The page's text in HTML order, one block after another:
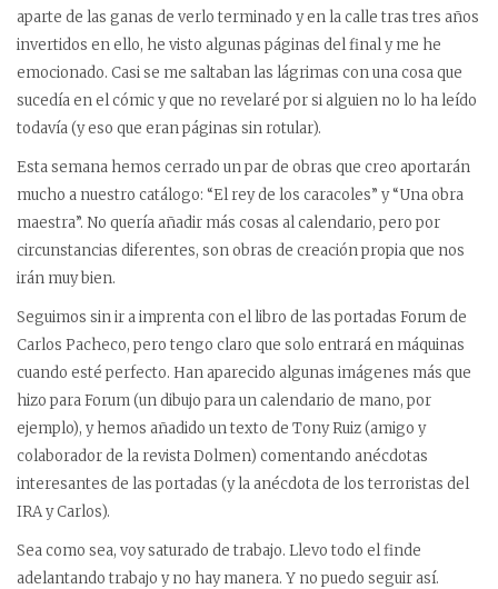
aparte de las ganas de verlo terminado y en la calle tras tres años
invertidos en ello, he visto algunas páginas del final y me he
emocionado. Casi se me saltaban las lágrimas con una cosa que
sucedía en el cómic y que no revelaré por si alguien no lo ha leído
todavía (y eso que eran páginas sin rotular).
Esta semana hemos cerrado un par de obras que creo aportarán
mucho a nuestro catálogo: “El rey de los caracoles” y “Una obra
maestra”. No quería añadir más cosas al calendario, pero por
circunstancias diferentes, son obras de creación propia que nos
irán muy bien.
Seguimos sin ir a imprenta con el libro de las portadas Forum de
Carlos Pacheco, pero tengo claro que solo entrará en máquinas
cuando esté perfecto. Han aparecido algunas imágenes más que
hizo para Forum (un dibujo para un calendario de mano, por
ejemplo), y hemos añadido un texto de Tony Ruiz (amigo y
colaborador de la revista Dolmen) comentando anécdotas
interesantes de las portadas (y la anécdota de los terroristas del
IRA y Carlos).
Sea como sea, voy saturado de trabajo. Llevo todo el finde
adelantando trabajo y no hay manera. Y no puedo seguir así.